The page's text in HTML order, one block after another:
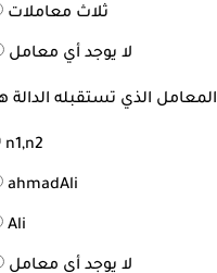
ثلاث معاملات
لا يوجد أي معامل
3. المعامل الذي تستقبله الدالة
n1,n2
ahmadAli
Ali
لا يوجد أي معامل